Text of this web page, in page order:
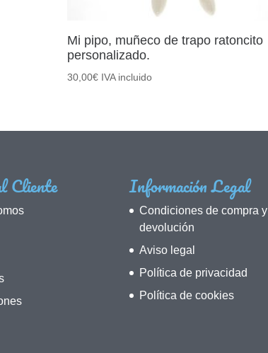
Mi pipo, muñeco de trapo ratoncito
personalizado.
30,00€ IVA incluido
Cliente Información Legal
Condiciones de compra y
devolución
Aviso legal
Política de privacidad
Política de cookies